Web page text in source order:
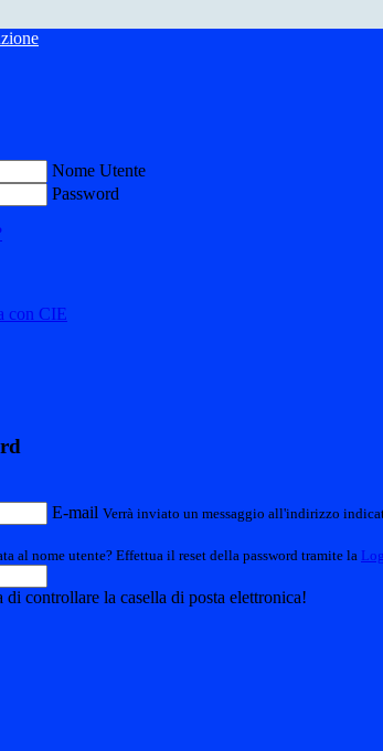
Nome Utente
Password
con CIE
E-mail Verrà inviato un messaggio all'indirizzo
al nome utente? Effettua il reset della password tramite la
controllare la casella di posta elettronica!